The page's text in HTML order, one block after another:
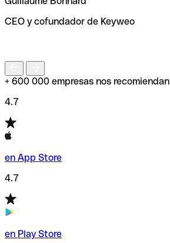
de enviar tu transferencia.
CEO y cofundador de Keyweo
+ 600 000 empresas nos recomiendan
4.7
en App Store
4.7
en Play Store